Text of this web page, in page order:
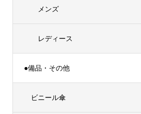
メンズ
レディース
●備品・その他
ビニール傘